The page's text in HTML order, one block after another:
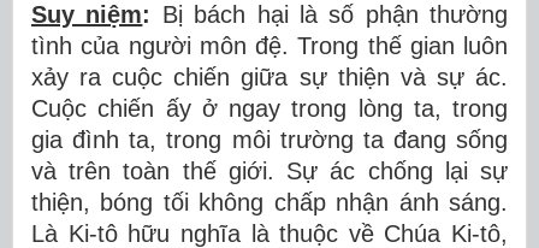
Suy niệm: Bị bách hại là số phận thường
tình của người môn đệ. Trong thế gian luôn
xảy ra cuộc chiến giữa sự thiện và sự ác.
Cuộc chiến ấy ở ngay trong lòng ta, trong
gia đình ta, trong môi trường ta đang sống
và trên toàn thế giới. Sự ác chống lại sự
thiện, bóng tối không chấp nhận ánh sáng.
Là Ki-tô hữu nghĩa là thuộc về Chúa Ki-tô,